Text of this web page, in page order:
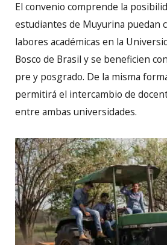
El convenio comprende la
estudiantes de Muyurina puedan
labores académicas en la
Bosco de Brasil y se beneficien
pre y posgrado. De la misma
permitirá el intercambio de
entre ambas universidades.